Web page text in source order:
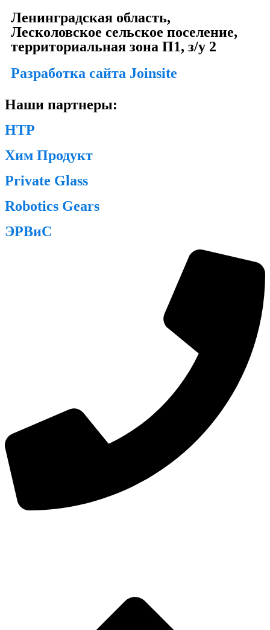
Ленинградская область,
Лесколовское сельское поселение,
территориальная зона П1, з/у 2
Разработка сайта Joinsite
Наши партнеры:
НТР
Хим Продукт
Private Glass
Robotics Gears
ЭРВиС